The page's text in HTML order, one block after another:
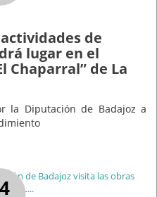
de
lugar en el
Chaparral” de La
la Diputación de Badajoz a